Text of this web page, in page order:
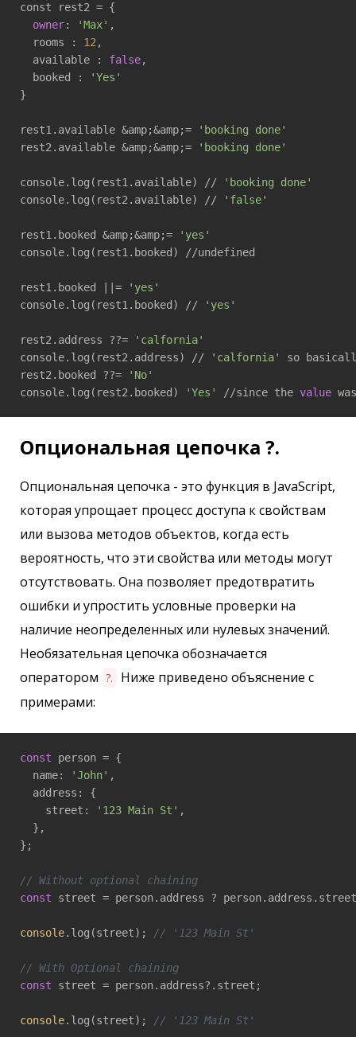
const rest2 = {
owner: 'Max' ,
  rooms :
12,
  available :
false,
  booked :
'Yes'
}
rest1.available &amp;&amp;=
'booking done'
rest2.available &amp;&amp;=
'booking done'
console.log(rest1.available) //
'booking done'
console.log(rest2.available) //
'false'
rest1.booked &amp;&amp;=
'yes'
console.log(rest1.booked) //undefined
rest1.booked ||=
'yes'
console.log(rest1.booked) //
'yes'
rest2.address ??=
'calfornia'
console.log(rest2.address) //
'calfornia'
so
rest2.booked ??=
'No'
console.log(rest2.booked)
'Yes' //since the value
Опциональная цепочка ?.
Опциональная цепочка - это функция в JavaScript,
которая упрощает процесс доступа к свойствам
или вызова методов объектов, когда есть
вероятность, что эти свойства или методы могут
отсутствовать. Она позволяет предотвратить
ошибки и упростить условные проверки на
наличие неопределенных или нулевых значений.
Необязательная цепочка обозначается
оператором ?.
Ниже приведено объяснение с
примерами:
const person = {
  name:
'John' ,
  address: {
    street:
'123 Main St' ,
  },
};
// Without optional chaining
const street = person.address ?
console.log(street); // '123 Main St'
// With Optional chaining
const street = person.address?.street;
console.log(street); // '123 Main St'